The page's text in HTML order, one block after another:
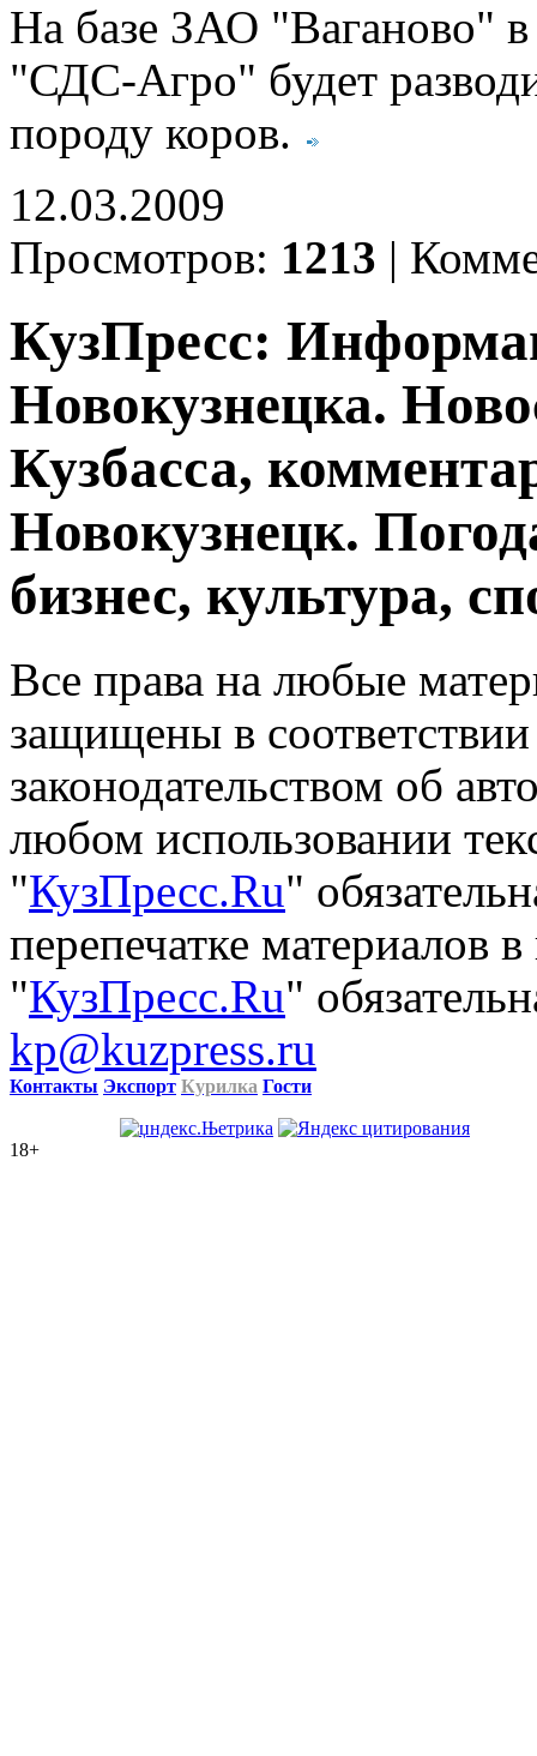
На базе ЗАО "Ваганово"
"СДС-Агро" будет
породу коров.
12.03.2009
Просмотров: 1213 |
КузПресс:
Новокузнецка.
Кузбасса,
Новокузнецк.
бизнес, культура,
Все права на любые
защищены в
законодательством об
любом использовании
"КузПресс.Ru"
перепечатке материалов
"КузПресс.Ru"
kp@kuzpress.ru
Контакты Экспорт Курилка Гости
18+